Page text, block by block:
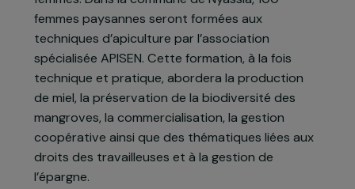
encore limités pour les populations rurales.
Le projet porté par l’association LAAFI vise à
dynamiser la filière apicole locale tout en
favorisant l’autonomisation économique des
femmes. Dans la commune de Nyassia, 100
femmes paysannes seront formées aux
techniques d’apiculture par l’association
spécialisée APISEN. Cette formation, à la fois
Tout accepter